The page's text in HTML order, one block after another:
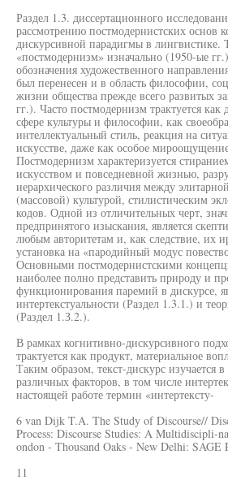
Раздел 1.3. диссертационного
рассмотрению постмодернистских основ
дискурсивной парадигмы в лингвистике.
«постмодернизм» изначально (1950-ые
обозначения художественного
был перенесен и в область философии,
жизни общества прежде всего развитых
гг.). Часто постмодернизм трактуется как
сфере культуры и философии, как
интеллектуальный стиль, реакция на
искусстве, даже как особое
Постмодернизм характеризуется
искусством и повседневной жизнью,
иерархического различия между
(массовой) культурой, стилистическим
кодов. Одной из отличительных черт,
предпринятого изыскания, является
любым авторитетам и, как следствие, их
установка на «пародийный модус
Основными постмодернистскими
наиболее полно представить природу и
функционирования паремий в дискурсе,
интертекстуальности (Раздел 1.3.1.) и
(Раздел 1.З.2.).
В рамках когнитивно-дискурсивного
трактуется как продукт, материальное
Таким образом, текст-дискурс изучается
различных факторов, в том числе
настоящей работе термин «интертексту-
6 van Dijk T.A. The Study of Discourse//
Process: Discourse Studies: A Multidiscipli-
ondon - Thousand Oaks - New Delhi: SAGE
11